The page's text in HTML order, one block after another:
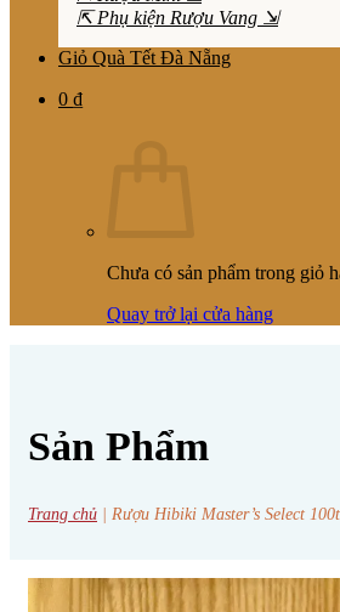
⇱ Phụ kiện Rượu Vang ⇲
Giỏ Quà Tết Đà Nẵng
0 ₫
Chưa có sản phẩm trong giỏ
Quay trở lại cửa hàng
Sản Phẩm
Trang chủ Rượu Hibiki Master’s Select